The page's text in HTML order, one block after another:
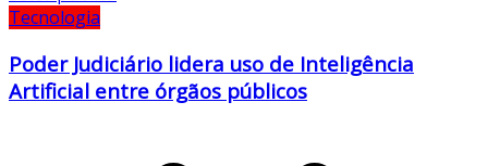
Tecnologia
Poder Judiciário lidera uso de Inteligência
Artificial entre órgãos públicos